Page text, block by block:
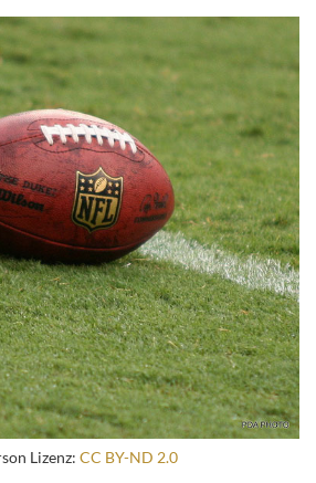
Lizenz: CC BY-ND 2.0